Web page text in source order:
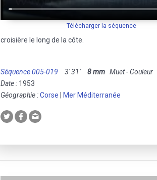
Télécharger la séquence
croisière le long de la côte.
Séquence 005-019 3' 31'' 8 mm Muet - Couleur
Date : 1953
Géographie :Corse Mer Méditerranée